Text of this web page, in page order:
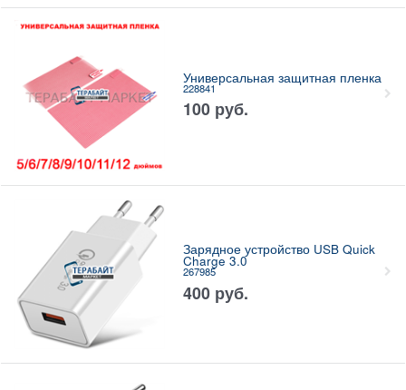
Универсальная защитная пленка
228841
100 руб.
Зарядное устройство USB Quick
Charge 3.0
267985
400 руб.